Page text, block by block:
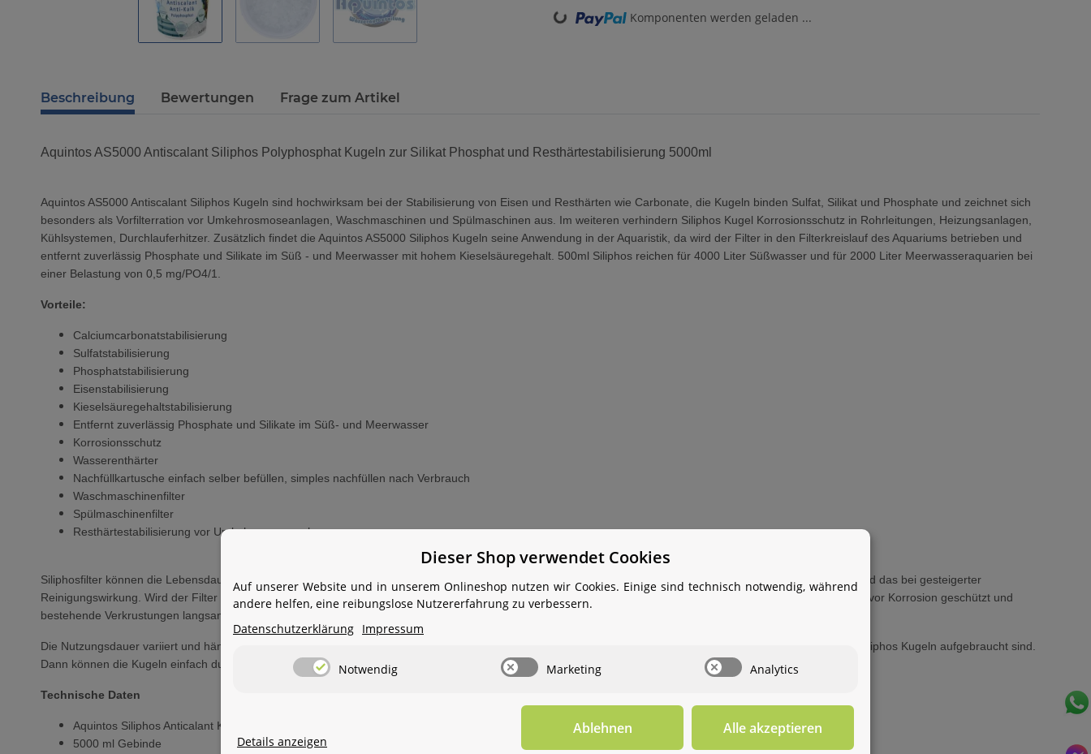
Loading... Komponenten werden geladen ...
Beschreibung Bewertungen Frage zum Artikel
Aquintos AS5000 Antiscalant Siliphos Polyphosphat Kugeln zur Silikat Phosphat und Resthärtestabilisierung 5000ml
Aquintos AS5000 Antiscalant Siliphos Kugeln sind hochwirksam bei der Stabilisierung von Eisen und Resthärten wie Carbonate, die Kugeln binden Sulfat, Silikat und Phosphate und zeichnet sich
besonders als Vorfilterration vor Umkehrosmoseanlagen, Waschmaschinen und Spülmaschinen aus. Im weiteren verhindern Siliphos Kugel Korrosionsschutz in Rohrleitungen, Heizungsanlagen,
Kühlsystemen, Durchlauferhitzer. Zusätzlich findet die Aquintos AS5000 Siliphos Kugelnseine Anwendung in der Aquaristik, da wird der Filter in den Filterkreislauf des Aquariums betrieben und
entfernt zuverlässig Phosphate und Silikate im Süß - und Meerwasser mit hohem Kieselsäuregehalt. 500ml Siliphos reichen für 4000 Liter Süßwasser und für 2000 Liter Meerwasseraquarien bei
einer Belastung von 0,5 mg/PO4/1.
Vorteile:
Calciumcarbonatstabilisierung
Sulfatstabilisierung
Phosphatstabilisierung
Eisenstabilisierung
Kieselsäuregehaltstabilisierung
Entfernt zuverlässig Phosphate und Silikate im Süß- und Meerwasser
Korrosionsschutz
Wasserenthärter
Nachfüllkartusche einfach selber befüllen, simples nachfüllen nach Verbrauch
Waschmaschinenfilter
Spülmaschinenfilter
Resthärtestabilisierung vor Umkehrosmoseanlagen
Siliphosfilter können die Lebensdauer von Wasch- oder Spülmaschinen verlängern und den Waschmittelverbrauch je nach Wasserhärte bis zu 30% reduzieren und das bei gesteigerter
Reinigungswirkung. Wird der Filter in der Spülmaschine eingesetzt, kann auf zusätzliches Salz vollständig verzichtet werden. Außerdem werden Wasserleitungen vor Korrosion geschützt und
bestehende Verkrustungen langsam abgebaut, was unter anderem Braun-/ Rotfärbungen des Wassers durch verschmutze Rohrleitungen vorbeugt.
Die Nutzungsdauer variiert und hängt von verschiedenen Faktoren ab, so zum Beispiel von der Wasserqualität. Die Nutzungsdauer endet schließlich, wenn die Siliphos Kugeln aufgebraucht sind.
Dann können die Kugeln einfach durch Austausch erneuert werden.
Technische Daten
Aquintos Siliphos Anticalant Kugeln
5000 ml Gebinde
Ihr WhatsApp-Kontakt zum
Ihnen behilflich sein?
Für diesen Service benötigen Sie WhatsApp. Alternativ
Dieser Shop verwendet Cookies
Auf unserer Website und in unserem Onlineshop nutzen wir Cookies. Einige sind technisch notwendig, während
andere helfen, eine reibungslose Nutzererfahrung zu verbessern.
Datenschutzerklärung Impressum
Notwendig Marketing Analytics
Details anzeigen
Ablehnen Alle akzeptieren